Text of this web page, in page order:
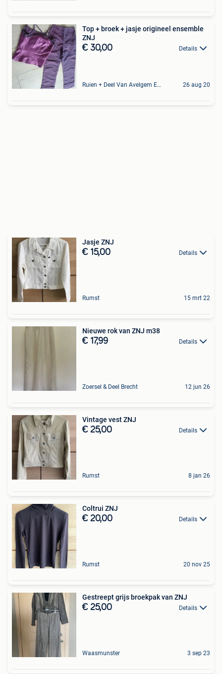
Top + broek + jasje origineel ensemble
ZNJ
€ 30,00 Details
Ruien + Deel Van Avelgem En Waarmaarde 26 aug 20
Jasje ZNJ
€ 15,00 Details
Rumst 15 mrt 22
Nieuwe rok van ZNJ m38
€ 17,99 Details
Zoersel & Deel Brecht 12 jun 26
Vintage vest ZNJ
€ 25,00 Details
Rumst 8 jan 26
Coltrui ZNJ
€ 20,00 Details
Rumst 20 nov 25
Gestreept grijs broekpak van ZNJ
€ 25,00 Details
Waasmunster 3 sep 23